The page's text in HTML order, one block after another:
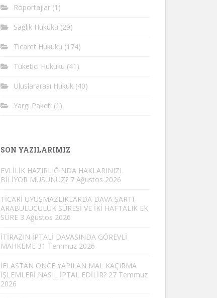
Röportajlar (1)
Sağlık Hukuku (29)
Ticaret Hukuku (174)
Tüketici Hukuku (41)
Uluslararası Hukuk (40)
Yargı Paketi (1)
SON YAZILARIMIZ
EVLİLİK HAZIRLIĞINDA HAKLARINIZI
BİLİYOR MUSUNUZ? 7 Ağustos 2026
TİCARİ UYUŞMAZLIKLARDA DAVA ŞARTI
ARABULUCULUK SÜRESİ VE İKİ HAFTALIK EK
SÜRE 3 Ağustos 2026
İTİRAZIN İPTALİ DAVASINDA GÖREVLİ
MAHKEME 31 Temmuz 2026
İFLASTAN ÖNCE YAPILAN MAL KAÇIRMA
İŞLEMLERİ NASIL İPTAL EDİLİR? 27 Temmuz
2026